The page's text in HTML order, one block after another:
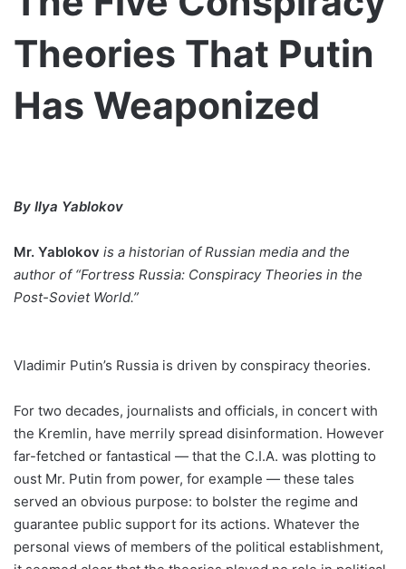
Theories That Putin
Has Weaponized
By Ilya Yablokov
Mr. Yablokov is a historian of Russian media and the
author of “Fortress Russia: Conspiracy Theories in the
Post-Soviet World.”
Vladimir Putin’s Russia is driven by conspiracy theories.
For two decades, journalists and officials, in concert with
the Kremlin, have merrily spread disinformation. However
far-fetched or fantastical — that the C.I.A. was plotting to
oust Mr. Putin from power, for example — these tales
served an obvious purpose: to bolster the regime and
guarantee public support for its actions. Whatever the
personal views of members of the political establishment,